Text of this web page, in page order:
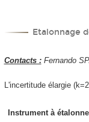
Etalonnage
Contacts :Fernando
L'incertitude élargie
Instrument à